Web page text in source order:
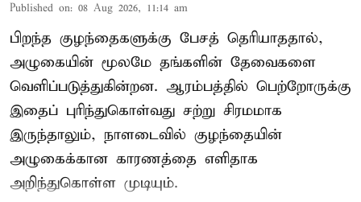
Published on: 08 Aug 2026, 11:14 am
பிறந்த குழந்தைகளுக்கு பேசத் தெரியாததால்,
அழுகையின் மூலமே தங்களின் தேவைகளை
வெளிப்படுத்துகின்றன. ஆரம்பத்தில் பெற்றோருக்கு
இதைப் புரிந்துகொள்வது சற்று சிரமமாக
இருந்தாலும், நாளடைவில் குழந்தையின்
அழுகைக்கான காரணத்தை எளிதாக
அறிந்துகொள்ள முடியும்.